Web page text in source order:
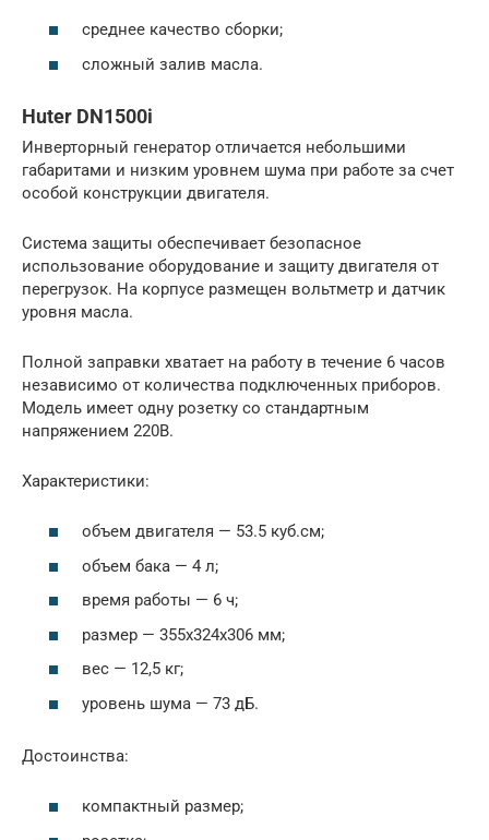
среднее качество сборки;
сложный залив масла.
Huter DN1500i
Инверторный генератор отличается небольшими
габаритами и низким уровнем шума при работе за счет
особой конструкции двигателя.
Система защиты обеспечивает безопасное
использование оборудование и защиту двигателя от
перегрузок. На корпусе размещен вольтметр и датчик
уровня масла.
Полной заправки хватает на работу в течение 6 часов
независимо от количества подключенных приборов.
Модель имеет одну розетку со стандартным
напряжением 220В.
Характеристики:
объем двигателя — 53.5 куб.см;
объем бака — 4 л;
время работы — 6 ч;
размер — 355x324x306 мм;
вес — 12,5 кг;
уровень шума — 73 дБ.
Достоинства:
компактный размер;